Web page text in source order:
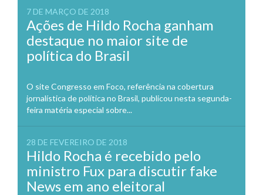
7 DE MARÇO DE 2018
Ações de Hildo Rocha ganham
destaque no maior site de
política do Brasil
O site Congresso em Foco, referência na cobertura
jornalística de política no Brasil, publicou nesta segunda-
feira matéria especial sobre...
28 DE FEVEREIRO DE 2018
Hildo Rocha é recebido pelo
ministro Fux para discutir fake
News em ano eleitoral